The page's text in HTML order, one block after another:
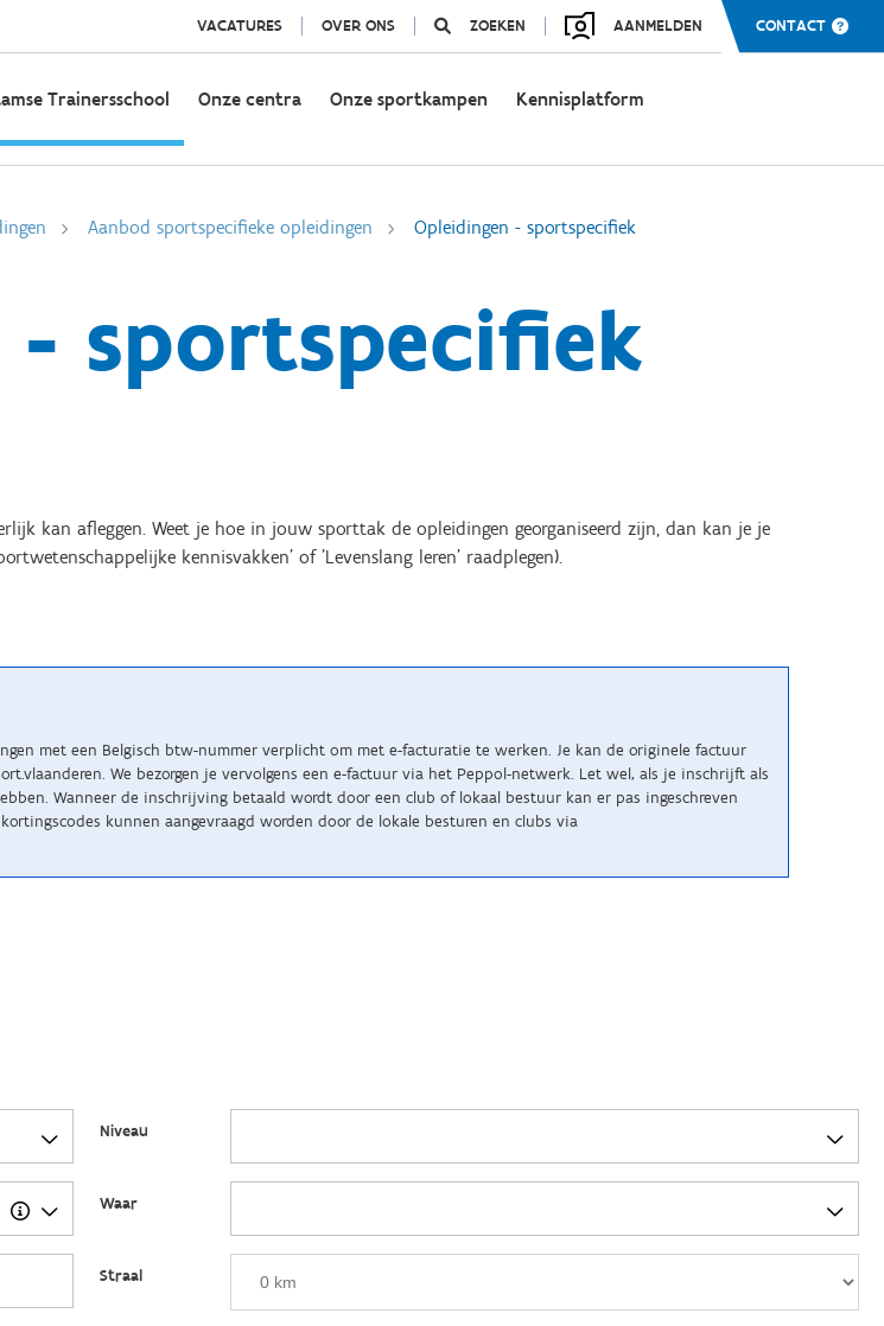
VACATURES OVER ONS ZOEKEN AANMELDEN CONTACT
Trainersschool Onze centra Onze sportkampen Kennisplatform
Aanbod sportspecifieke opleidingen Opleidingen - sportspecifiek
- sportspecifiek
kan afleggen. Weet je hoe in jouw sporttak de opleidingen georganiseerd zijn, dan kan je je
kennisvakken' of 'Levenslang leren' raadplegen).
met een Belgisch btw-nummer verplicht om met e-facturatie te werken. Je kan de originele factuur
We bezorgen je vervolgens een e-factuur via het Peppol-netwerk. Let wel, als je inschrijft als
Wanneer de inschrijving betaald wordt door een club of lokaal bestuur kan er pas ingeschreven
kunnen aangevraagd worden door de lokale besturen en clubs via